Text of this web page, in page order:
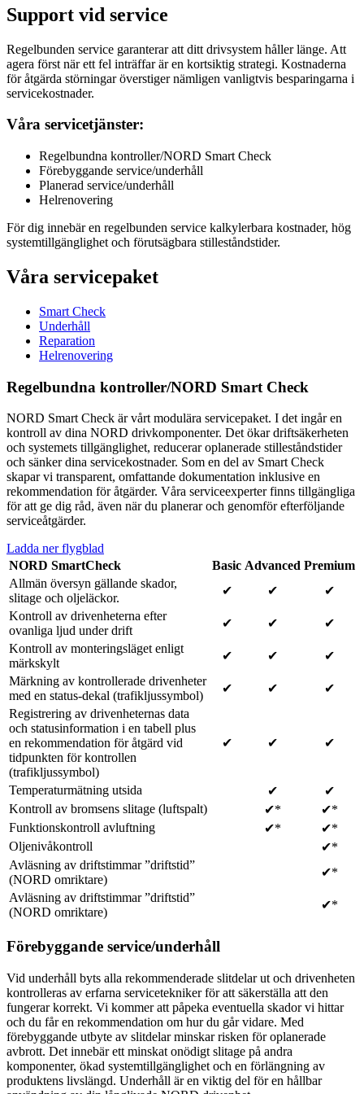
Support vid service
Regelbunden service garanterar att ditt drivsystem håller länge. Att
agera först när ett fel inträffar är en kortsiktig strategi. Kostnaderna
för åtgärda störningar överstiger nämligen vanligtvis besparingarna i
servicekostnader.
Våra servicetjänster:
Regelbundna kontroller/NORD Smart Check
Förebyggande service/underhåll
Planerad service/underhåll
Helrenovering
För dig innebär en regelbunden service kalkylerbara kostnader, hög
systemtillgänglighet och förutsägbara stilleståndstider.
Våra servicepaket
Smart Check
Underhåll
Reparation
Helrenovering
Regelbundna kontroller/NORD Smart Check
NORD Smart Check är vårt modulära servicepaket. I det ingår en
kontroll av dina NORD drivkomponenter. Det ökar driftsäkerheten
och systemets tillgänglighet, reducerar oplanerade stilleståndstider
och sänker dina servicekostnader. Som en del av Smart Check
skapar vi transparent, omfattande dokumentation inklusive en
rekommendation för åtgärder. Våra serviceexperter finns tillgängliga
för att ge dig råd, även när du planerar och genomför efterföljande
serviceåtgärder.
Ladda ner flygblad
NORD SmartCheck
Basic Advanced Premium
Allmän översyn gällande skador,
slitage och oljeläckor.
✔ ✔
✔
Kontroll av drivenheterna efter
ovanliga ljud under drift
✔ ✔
✔
Kontroll av monteringsläget enligt
märkskylt
✔ ✔
✔
Märkning av kontrollerade drivenheter
med en status-dekal (trafikljussymbol)
✔ ✔
✔
Registrering av drivenheternas data
och statusinformation i en tabell plus
en rekommendation för åtgärd vid
tidpunkten för kontrollen
(trafikljussymbol)
✔ ✔ ✔
Temperaturmätning utsida ✔
✔
Kontroll av bromsens slitage (luftspalt)
✔*
✔*
Funktionskontroll avluftning
✔*
✔*
Oljenivåkontroll
✔*
Avläsning av driftstimmar ”driftstid”
(NORD omriktare)
✔*
Avläsning av driftstimmar ”driftstid”
(NORD omriktare)
✔*
Förebyggande service/underhåll
Vid underhåll byts alla rekommenderade slitdelar ut och drivenheten
kontrolleras av erfarna servicetekniker för att säkerställa att den
fungerar korrekt. Vi kommer att påpeka eventuella skador vi hittar
och du får en rekommendation om hur du går vidare. Med
förebyggande utbyte av slitdelar minskar risken för oplanerade
avbrott. Det innebär ett minskat onödigt slitage på andra
komponenter, ökad systemtillgänglighet och en förlängning av
produktens livslängd. Underhåll är en viktig del för en hållbar